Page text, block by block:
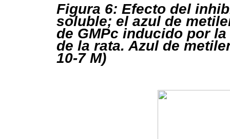
Figura 6: Efecto del
soluble; el azul de
de GMPc inducido por
de la rata. Azul de
10-7 M)